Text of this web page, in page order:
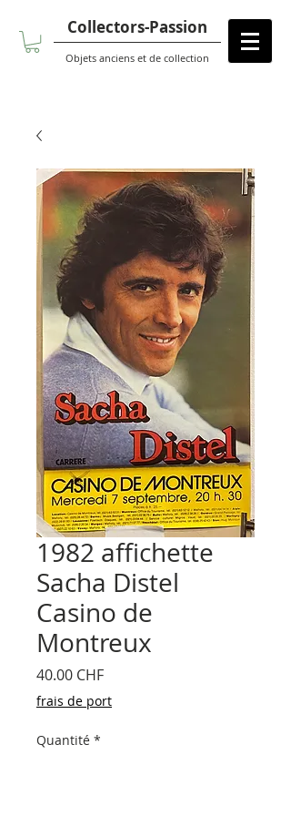
Collectors-Passion
Objets anciens et de collection
1982 affichette
Sacha Distel
Casino de
Montreux
40.00 CHFPrix
frais de port
Quantité *